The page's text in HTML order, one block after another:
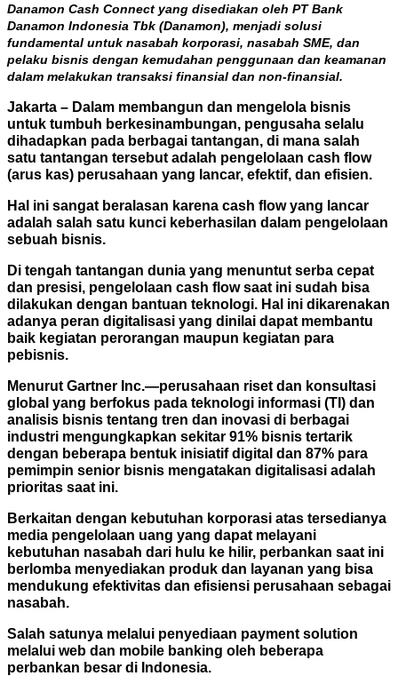
Danamon Cash Connect yang disediakan oleh PT Bank
Danamon Indonesia Tbk (Danamon), menjadi solusi
fundamental untuk nasabah korporasi, nasabah SME, dan
pelaku bisnis dengan kemudahan penggunaan dan keamanan
dalam melakukan transaksi finansial dan non-finansial.
Jakarta – Dalam membangun dan mengelola bisnis
untuk tumbuh berkesinambungan, pengusaha selalu
dihadapkan pada berbagai tantangan, di mana salah
satu tantangan tersebut adalah pengelolaan cash flow
(arus kas) perusahaan yang lancar, efektif, dan efisien.
Hal ini sangat beralasan karena cash flow yang lancar
adalah salah satu kunci keberhasilan dalam pengelolaan
sebuah bisnis.
Di tengah tantangan dunia yang menuntut serba cepat
dan presisi, pengelolaan cash flow saat ini sudah bisa
dilakukan dengan bantuan teknologi. Hal ini dikarenakan
adanya peran digitalisasi yang dinilai dapat membantu
baik kegiatan perorangan maupun kegiatan para
pebisnis.
Menurut Gartner Inc.—perusahaan riset dan konsultasi
global yang berfokus pada teknologi informasi (TI) dan
analisis bisnis tentang tren dan inovasi di berbagai
industri mengungkapkan sekitar 91% bisnis tertarik
dengan beberapa bentuk inisiatif digital dan 87% para
pemimpin senior bisnis mengatakan digitalisasi adalah
prioritas saat ini.
Berkaitan dengan kebutuhan korporasi atas tersedianya
media pengelolaan uang yang dapat melayani
kebutuhan nasabah dari hulu ke hilir, perbankan saat ini
berlomba menyediakan produk dan layanan yang bisa
mendukung efektivitas dan efisiensi perusahaan sebagai
nasabah.
Salah satunya melalui penyediaan payment solution
melalui web dan mobile banking oleh beberapa
perbankan besar di Indonesia.